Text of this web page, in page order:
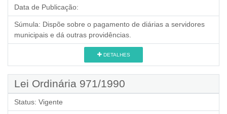
Data de Publicação:
Súmula: Dispõe sobre o pagamento de diárias a servidores
municipais e dá outras providências.
DETALHES
Lei Ordinária 971/1990
Status: Vigente